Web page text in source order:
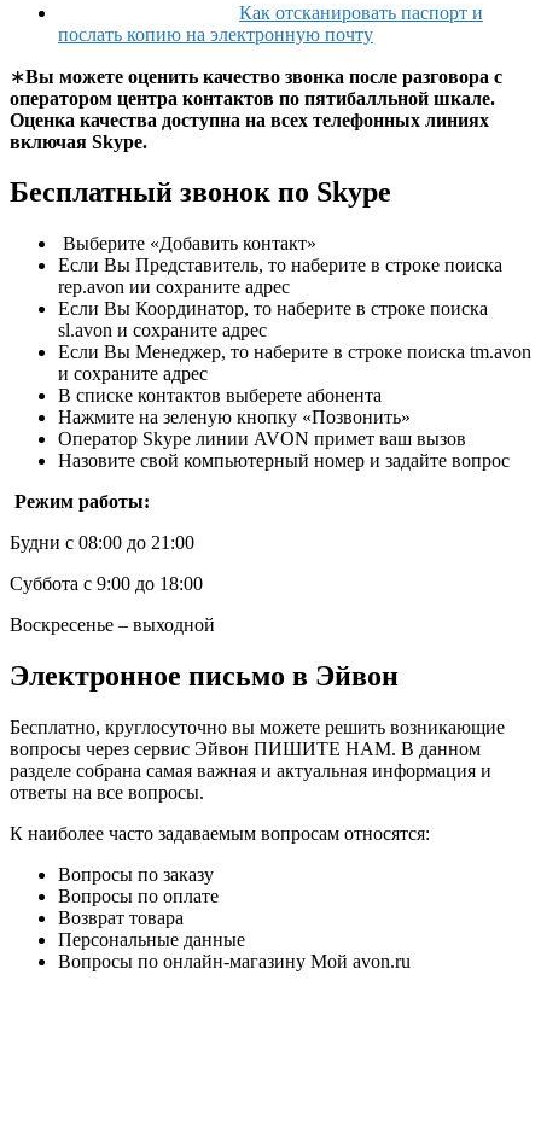
Как отсканировать паспорт и
послать копию на электронную почту
∗Вы можете оценить качество звонка после разговора с
оператором центра контактов по пятибалльной шкале.
Оценка качества доступна на всех телефонных линиях
включая Skype.
Бесплатный звонок по Skype
Выберите «Добавить контакт»
Если Вы Представитель, то наберите в строке поиска
rep.avon ии сохраните адрес
Если Вы Координатор, то наберите в строке поиска
sl.avon и сохраните адрес
Если Вы Менеджер, то наберите в строке поиска tm.avon
и сохраните адрес
В списке контактов выберете абонента
Нажмите на зеленую кнопку «Позвонить»
Оператор Skype линии AVON примет ваш вызов
Назовите свой компьютерный номер и задайте вопрос
Режим работы:
Будни с 08:00 до 21:00
Суббота с 9:00 до 18:00
Воскресенье – выходной
Электронное письмо в Эйвон
Бесплатно, круглосуточно вы можете решить возникающие
вопросы через сервис Эйвон ПИШИТЕ НАМ. В данном
разделе собрана самая важная и актуальная информация и
ответы на все вопросы.
К наиболее часто задаваемым вопросам относятся:
Вопросы по заказу
Вопросы по оплате
Возврат товара
Персональные данные
Вопросы по онлайн-магазину Мой avon.ru